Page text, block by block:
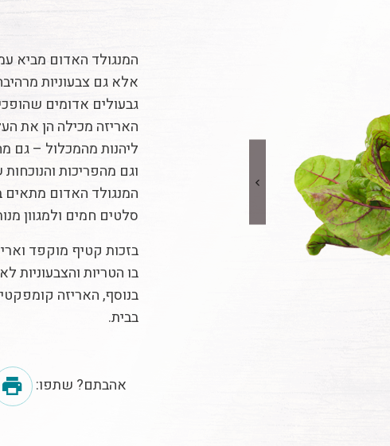
המנגולד האדום מביא
אלא גם צבעוניות
גבעולים אדומים
האריזה מכילה הן את
ליהנות מהמכלול – גם
וגם מהפריכות
המנגולד האדום מתאים
סלטים חמים ולמגוון
בזכות קטיף מוקפד
בו הטריות והצבעוניות
בנוסף, האריזה
בבית.
אהבתם? שתפו: